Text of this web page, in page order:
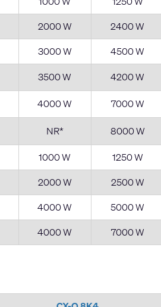
2000 W
2400 W
3000 W
4500 W
3500 W 4200 W
4000 W 7000 W
NR* 8000 W
1000 W
1250 W
2000 W
2500 W
4000 W
5000 W
4000 W 7000 W